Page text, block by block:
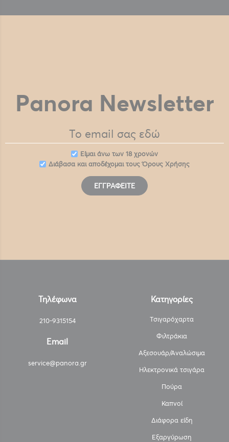
Panora Newsletter
Eίμαι άνω των 18 χρονών
Διάβασα και αποδέχομαι τουςΌρους Χρήσης
ΕΓΓΡΑΦΕΊΤΕ
Τηλέφωνα
210-9315154
Email
service@panora.gr
Κατηγορίες
Τσιγαρόχαρτα
Φιλτράκια
Αξεσουάρ/Αναλώσιμα
Ηλεκτρονικά τσιγάρα
Πούρα
Καπνοί
Διάφορα είδη
Εξαργύρωση